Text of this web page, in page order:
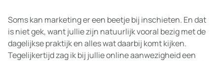
Soms kan marketing er een beetje bij inschieten. En dat
is niet gek, want jullie zijn natuurlijk vooral bezig met de
dagelijkse praktijk en alles wat daarbij komt kijken.
Tegelijkertijd zag ik bij jullie online aanwezigheid een